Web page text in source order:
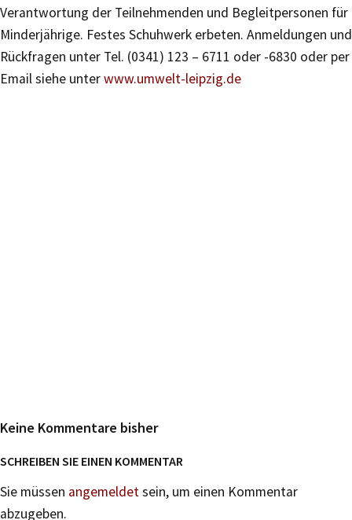
Verantwortung der Teilnehmenden und Begleitpersonen für
Minderjährige. Festes Schuhwerk erbeten. Anmeldungen und
Rückfragen unter Tel. (0341) 123 – 6711 oder -6830 oder per
Email siehe unterwww.umwelt-leipzig.de
Keine Kommentare bisher
SCHREIBEN SIE EINEN KOMMENTAR
Sie müssen angemeldetsein, um einen Kommentar
abzugeben.